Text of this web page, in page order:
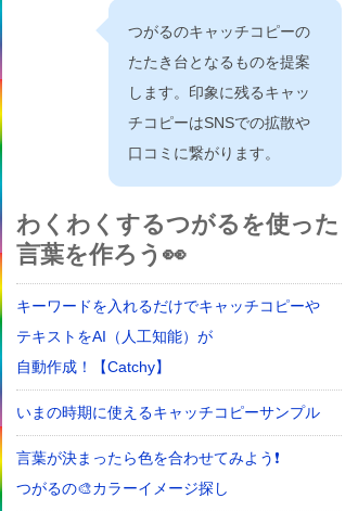
つがるのキャッチコピーの
たたき台となるものを提案
します。印象に残るキャッ
チコピーはSNSでの拡散や
口コミに繋がります。
わくわくするつがるを使った
言葉を作ろう👀
キーワードを入れるだけでキャッチコピーや
テキストをAI（人工知能）が
自動作成！【Catchy】
いまの時期に使えるキャッチコピーサンプル
言葉が決まったら色を合わせてみよう❗
つがるの🎨カラーイメージ探し